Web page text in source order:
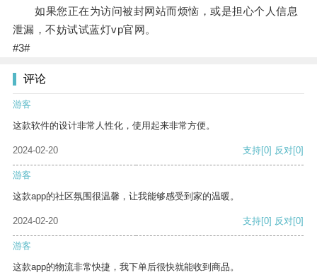
如果您正在为访问被封网站而烦恼，或是担心个人信息
泄漏，不妨试试蓝灯vp官网。
#3#
评论
游客
这款软件的设计非常人性化，使用起来非常方便。
2024-02-20 支持[0] 反对[0]
游客
这款app的社区氛围很温馨，让我能够感受到家的温暖。
2024-02-20 支持[0] 反对[0]
游客
这款app的物流非常快捷，我下单后很快就能收到商品。